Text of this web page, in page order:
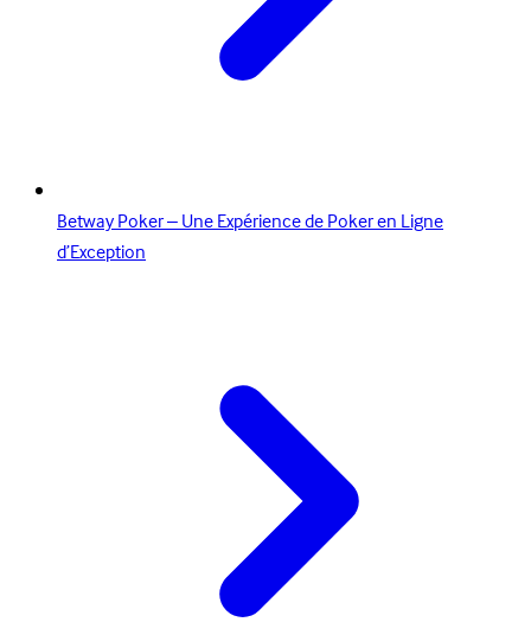
Betway Poker – Une Expérience de Poker en Ligne
d’Exception